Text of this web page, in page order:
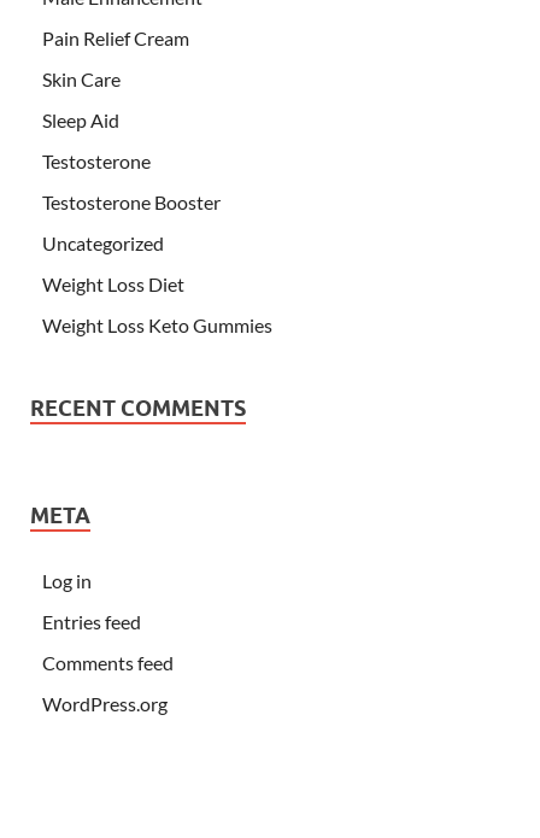
Pain Relief Cream
Skin Care
Sleep Aid
Testosterone
Testosterone Booster
Uncategorized
Weight Loss Diet
Weight Loss Keto Gummies
RECENT COMMENTS
META
Log in
Entries feed
Comments feed
WordPress.org